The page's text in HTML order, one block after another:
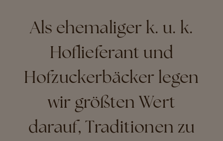
Als ehemaliger k. u. k.
Hoflieferant und
Hofzuckerbäcker legen
wir größten Wert
darauf, Traditionen zu